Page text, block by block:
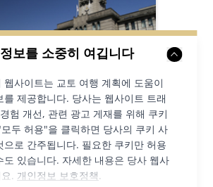
보를 소중히 여깁니다
웹사이트는 교토 여행 계획에 도움이
를 제공합니다. 당사는 웹사이트 트래
험 개선, 관련 광고 게재를 위해 쿠키
두 허용"을 클릭하면 당사의 쿠키 사
으로 간주됩니다. 필요한 쿠키만 허용
도 있습니다. 자세한 내용은 당사 웹사
. 개인정보 보호정책.
청
적지
심